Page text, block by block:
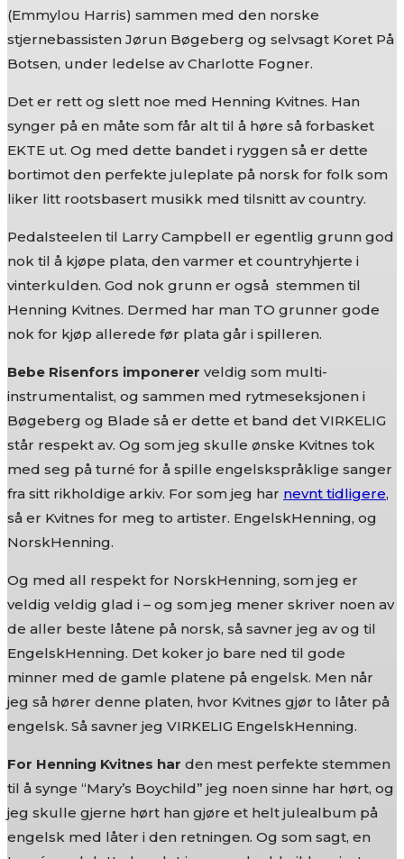
(Emmylou Harris) sammen med den norske
stjernebassisten Jørun Bøgeberg og selvsagt Koret På
Botsen, under ledelse av Charlotte Fogner.
Det er rett og slett noe med Henning Kvitnes. Han
synger på en måte som får alt til å høre så forbasket
EKTE ut. Og med dette bandet i ryggen så er dette
bortimot den perfekte juleplate på norsk for folk som
liker litt rootsbasert musikk med tilsnitt av country.
Pedalsteelen til Larry Campbell er egentlig grunn god
nok til å kjøpe plata, den varmer et countryhjerte i
vinterkulden. God nok grunn er også stemmen til
Henning Kvitnes. Dermed har man TO grunner gode
nok for kjøp allerede før plata går i spilleren.
Bebe Risenfors imponerer veldig som multi-
instrumentalist, og sammen med rytmeseksjonen i
Bøgeberg og Blade så er dette et band det VIRKELIG
står respekt av. Og som jeg skulle ønske Kvitnes tok
med seg på turné for å spille engelskspråklige sanger
fra sitt rikholdige arkiv. For som jeg har nevnt tidligere,
så er Kvitnes for meg to artister. EngelskHenning, og
NorskHenning.
Og med all respekt for NorskHenning, som jeg er
veldig veldig glad i – og som jeg mener skriver noen av
de aller beste låtene på norsk, så savner jeg av og til
EngelskHenning. Det koker jo bare ned til gode
minner med de gamle platene på engelsk. Men når
jeg så hører denne platen, hvor Kvitnes gjør to låter på
engelsk. Så savner jeg VIRKELIG EngelskHenning.
For Henning Kvitnes har den mest perfekte stemmen
til å synge “Mary’s Boychild” jeg noen sinne har hørt, og
jeg skulle gjerne hørt han gjøre et helt julealbum på
engelsk med låter i den retningen. Og som sagt, en